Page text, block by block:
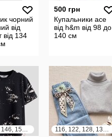
чорний
від
від 134
500 грн
Купальники ace
від h&m від 98 до
140 см
134, 140, 146, 152, 158, 164 116, 122, 128, 134, 140